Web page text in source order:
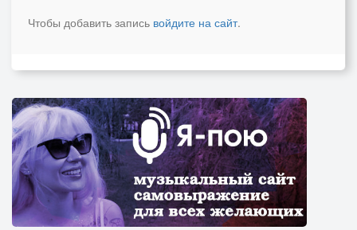
Чтобы добавить запись войдите на сайт.